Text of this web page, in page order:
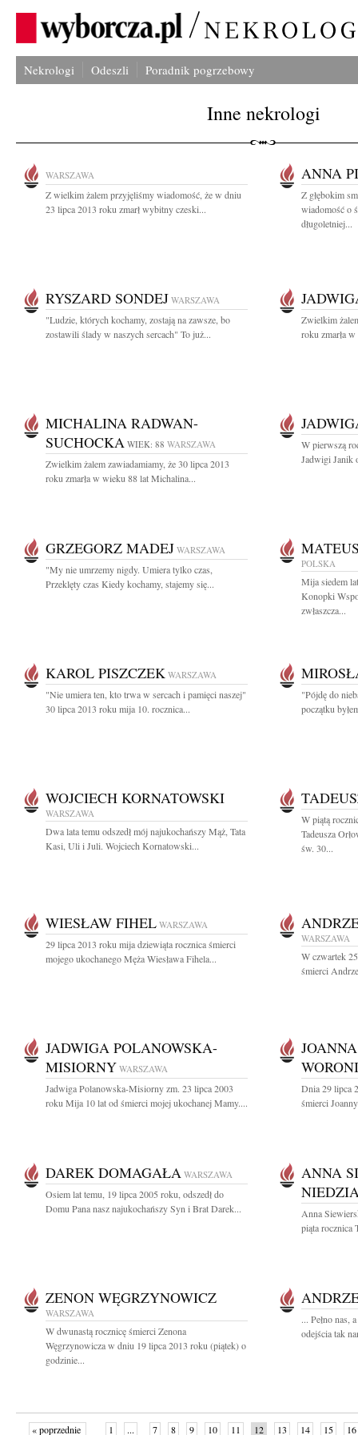
Nekrologi Odeszli Poradnik pogrzebowy
Inne nekrologi
WARSZAWA
Z wielkim żalem przyjęliśmy wiadomość, że w dniu
23 lipca 2013 roku zmarł wybitny czeski...
ANNA
Z głębokim
wiadomość o
długoletniej...
RYSZARD SONDEJ WARSZAWA
"Ludzie, których kochamy, zostają na zawsze, bo
zostawili ślady w naszych sercach" To już...
Zwielkim
roku zmarła
MICHALINA RADWAN-
SUCHOCKA WIEK: 88 WARSZAWA
Zwielkim żalem zawiadamiamy, że 30 lipca 2013
roku zmarła w wieku 88 lat Michalina...
W pierwszą
Jadwigi Janik
GRZEGORZ MADEJ WARSZAWA
"My nie umrzemy nigdy. Umiera tylko czas,
Przeklęty czas Kiedy kochamy, stajemy się...
POLSKA
Mija siedem
Konopki
zwłaszcza...
KAROL PISZCZEK WARSZAWA
"Nie umiera ten, kto trwa w sercach i pamięci naszej"
30 lipca 2013 roku mija 10. rocznica...
"Pójdę do
początku
WOJCIECH KORNATOWSKI
WARSZAWA
Dwa lata temu odszedł mój najukochańszy Mąż, Tata
Kasi, Uli i Juli. Wojciech Kornatowski...
W piątą
Tadeusza
św. 30...
WIESŁAW FIHEL WARSZAWA
29 lipca 2013 roku mija dziewiąta rocznica śmierci
mojego ukochanego Męża Wiesława Fihela...
WARSZAWA
W czwartek
śmierci
JADWIGA POLANOWSKA-
MISIORNY WARSZAWA
Jadwiga Polanowska-Misiorny zm. 23 lipca 2003
roku Mija 10 lat od śmierci mojej ukochanej Mamy....
Dnia 29 lipca
śmierci
DAREK DOMAGAŁA WARSZAWA
Osiem lat temu, 19 lipca 2005 roku, odszedł do
Domu Pana nasz najukochańszy Syn i Brat Darek...
ANNA
Anna
piąta rocznica
ZENON WĘGRZYNOWICZ
WARSZAWA
W dwunastą rocznicę śmierci Zenona
Węgrzynowicza w dniu 19 lipca 2013 roku (piątek) o
godzinie...
... Pełno nas,
odejścia tak
« poprzednie 1 ... 7 8 9 10 11 12 13 14 15 16